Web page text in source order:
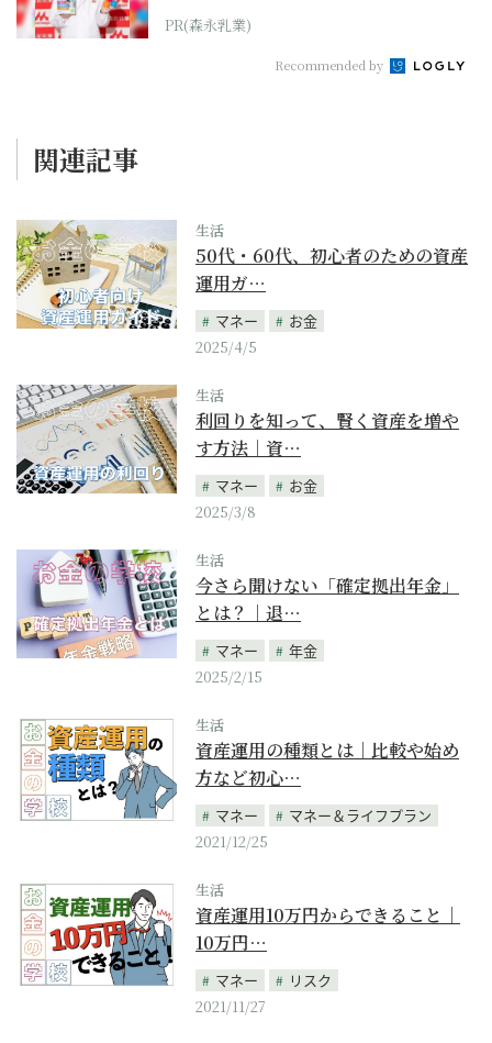
PR(森永乳業)
Recommended by
関連記事
生活
50代・60代、初心者のための資産
運用ガ…
マネー
お金
2025/4/5
生活
利回りを知って、賢く資産を増や
す方法｜資…
マネー
お金
2025/3/8
生活
今さら聞けない「確定拠出年金」
とは？｜退…
マネー
年金
2025/2/15
生活
資産運用の種類とは｜比較や始め
方など初心…
マネー
マネー＆ライフプラン
2021/12/25
生活
資産運用10万円からできること｜
10万円…
マネー
リスク
2021/11/27